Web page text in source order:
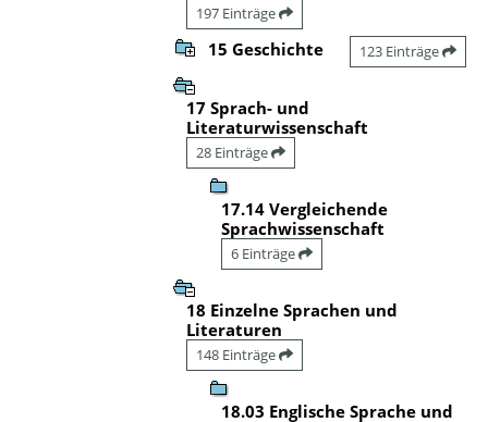
197 Einträge
15 Geschichte 123 Einträge
17 Sprach- und
Literaturwissenschaft
28 Einträge
17.14 Vergleichende
Sprachwissenschaft
6 Einträge
18 Einzelne Sprachen und
Literaturen
148 Einträge
18.03 Englische Sprache und